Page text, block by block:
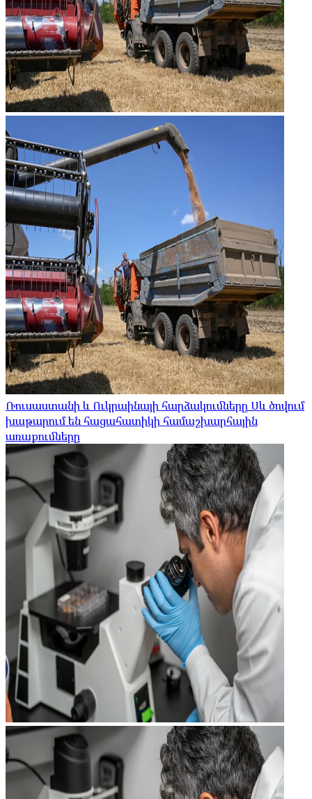
Ռուսաստանի և Ուկրաինայի հարձակումները Սև ծովում
խաթարում են հացահատիկի համաշխարհային
առաքումները